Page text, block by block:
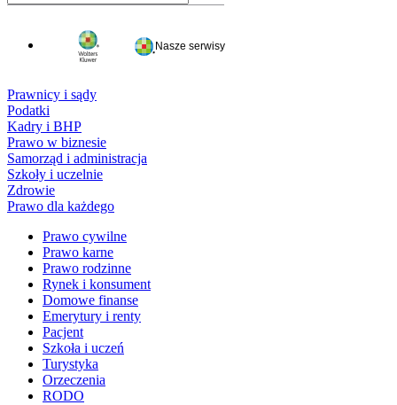
Nasze serwisy
Prawnicy i sądy
Podatki
Kadry i BHP
Prawo w biznesie
Samorząd i administracja
Szkoły i uczelnie
Zdrowie
Prawo dla każdego
Prawo cywilne
Prawo karne
Prawo rodzinne
Rynek i konsument
Domowe finanse
Emerytury i renty
Pacjent
Szkoła i uczeń
Turystyka
Orzeczenia
RODO